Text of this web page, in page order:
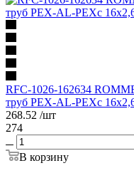
RFC-1026-162634
труб PEX-AL-PEXc
268.52 /шт
274
В корзину